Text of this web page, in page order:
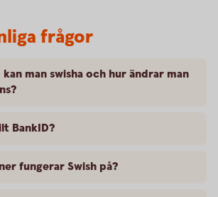
frågor
man swisha och hur ändrar man
BankID?
fungerar Swish på?